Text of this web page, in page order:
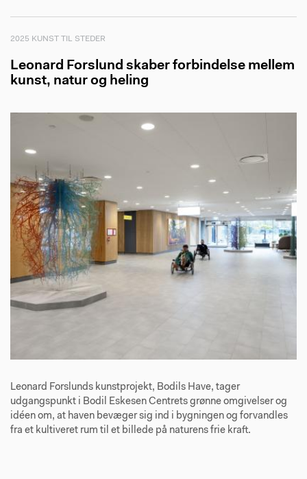
2025 KUNST TIL STEDER
Leonard Forslund skaber forbindelse mellem
kunst, natur og heling
Leonard Forslunds kunstprojekt, Bodils Have, tager
udgangspunkt i Bodil Eskesen Centrets grønne omgivelser og
idéen om, at haven bevæger sig ind i bygningen og forvandles
fra et kultiveret rum til et billede på naturens frie kraft.